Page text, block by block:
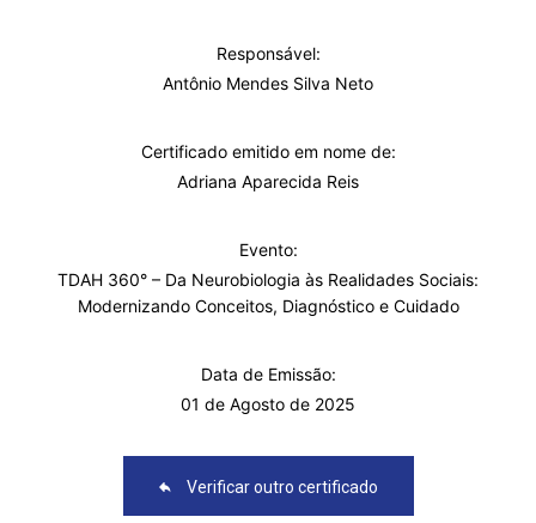
Responsável:
Antônio Mendes Silva Neto
Certificado emitido em nome de:
Adriana Aparecida Reis
Evento:
TDAH 360° – Da Neurobiologia às Realidades Sociais:
Modernizando Conceitos, Diagnóstico e Cuidado
Data de Emissão:
01 de Agosto de 2025
Verificar outro certificado